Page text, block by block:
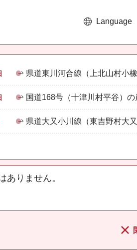
Language
県道東川河合線（上北山村小
国道168号（十津川村平谷）
県道大又小川線（東吉野村大
ありません。